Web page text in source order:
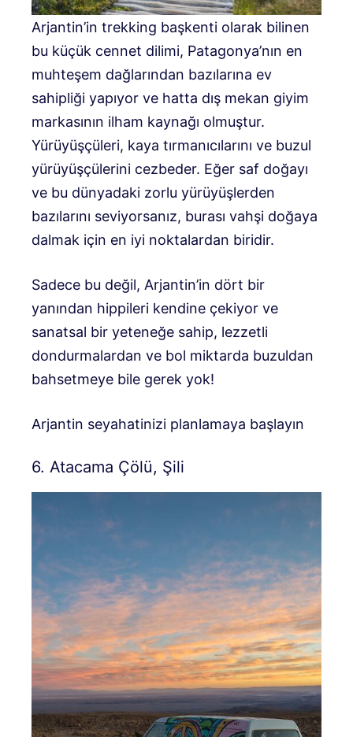
Arjantin’in trekking başkenti olarak bilinen
bu küçük cennet dilimi, Patagonya’nın en
muhteşem dağlarından bazılarına ev
sahipliği yapıyor ve hatta dış mekan giyim
markasının ilham kaynağı olmuştur.
Yürüyüşçüleri, kaya tırmanıcılarını ve buzul
yürüyüşçülerini cezbeder. Eğer saf doğayı
ve bu dünyadaki zorlu yürüyüşlerden
bazılarını seviyorsanız, burası vahşi doğaya
dalmak için en iyi noktalardan biridir.
Sadece bu değil, Arjantin’in dört bir
yanından hippileri kendine çekiyor ve
sanatsal bir yeteneğe sahip, lezzetli
dondurmalardan ve bol miktarda buzuldan
bahsetmeye bile gerek yok!
Arjantin seyahatinizi planlamaya başlayın
6. Atacama Çölü, Şili